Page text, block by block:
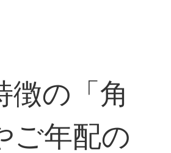
の「角
ご年配の